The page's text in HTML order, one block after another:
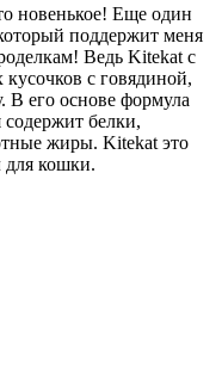
новенькое! Еще один
поддержит меня
Ведь Kitekat с
с говядиной,
В его основе формула
содержит белки,
жиры. Kitekat это
кошки.